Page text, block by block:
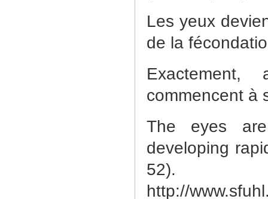
Les yeux
de la
commencent à
The eyes
developing
52).
http://